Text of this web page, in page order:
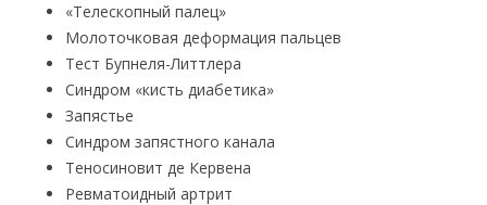
«Телескопный палец»
Молоточковая деформация пальцев
Тест Бупнеля-Литтлера
Синдром «кисть диабетика»
Запястье
Синдром запястного канала
Теносиновит де Кервена
Ревматоидный артрит